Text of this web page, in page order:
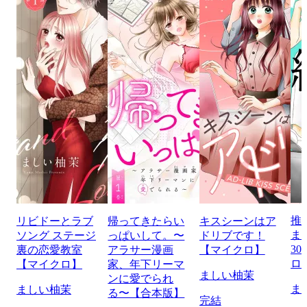
リビドーとラブ
ソング ステージ
裏の恋愛教室
【マイクロ】
ましい柚茉
帰ってきたらい
っぱいして。〜
アラサー漫画
家、年下リーマ
ンに愛でられ
る〜【合本版】
キスシーンはア
ドリブです！
【マイクロ】
ましい柚茉
完結
推
ま
ロ
ま